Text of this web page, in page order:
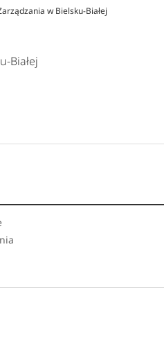
w Bielsku-Białej
Białej